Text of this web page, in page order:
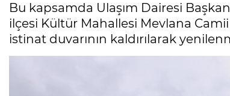
Bu kapsamda Ulaşım Dairesi
ilçesi Kültür Mahallesi Mevlana
istinat duvarının kaldırılarak